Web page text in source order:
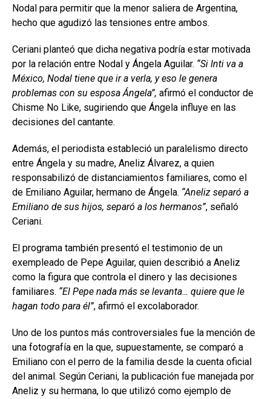
Nodal para permitir que la menor saliera de Argentina,
hecho que agudizó las tensiones entre ambos.
Ceriani planteó que dicha negativa podría estar motivada
por la relación entre Nodal y Ángela Aguilar. “Si Inti va a
México, Nodal tiene que ir a verla, y eso le genera
problemas con su esposa Ángela”, afirmó el conductor de
Chisme No Like, sugiriendo que Ángela influye en las
decisiones del cantante.
Además, el periodista estableció un paralelismo directo
entre Ángela y su madre, Aneliz Álvarez, a quien
responsabilizó de distanciamientos familiares, como el
de Emiliano Aguilar, hermano de Ángela. “Aneliz separó a
Emiliano de sus hijos, separó a los hermanos”, señaló
Ceriani.
El programa también presentó el testimonio de un
exempleado de Pepe Aguilar, quien describió a Aneliz
como la figura que controla el dinero y las decisiones
familiares. “El Pepe nada más se levanta… quiere que le
hagan todo para él”, afirmó el excolaborador.
Uno de los puntos más controversiales fue la mención de
una fotografía en la que, supuestamente, se comparó a
Emiliano con el perro de la familia desde la cuenta oficial
del animal. Según Ceriani, la publicación fue manejada por
Aneliz y su hermana, lo que utilizó como ejemplo de